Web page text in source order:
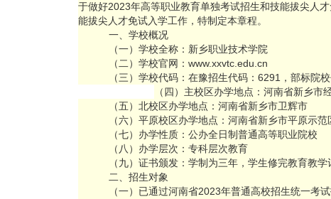
于做好2023年高等职业教育单独考试招生和技能拔尖人
能拔尖人才免试入学工作，特制定本章程。
一、学校概况
（一）学校全称：新乡职业技术学院
（二）学校官网：www.xxvtc.edu.cn
（三）学校代码：在豫招生代码：6291，部标院
（四）主校区办学地点：河南省新乡市
（五）北校区办学地点：河南省新乡市卫辉市
（六）平原校区办学地点：河南省新乡市平原示范
（七）办学性质：公办全日制普通高等职业院校
（八）办学层次：专科层次教育
（九）证书颁发：学制为三年，学生修完教育教
二、招生对象
（一）已通过河南省2023年普通高校招生统一考试